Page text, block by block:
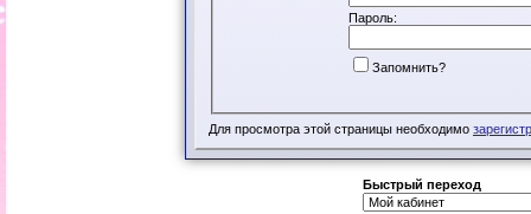
Пароль:
Запомнить?
Для просмотра этой страницы необходимо
Быстрый переход